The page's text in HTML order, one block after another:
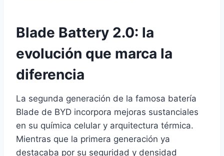
Blade Battery 2.0: la
evolución que marca la
diferencia
La segunda generación de la famosa batería
Blade de BYD incorpora mejoras sustanciales
en su química celular y arquitectura térmica.
Mientras que la primera generación ya
destacaba por su seguridad y densidad